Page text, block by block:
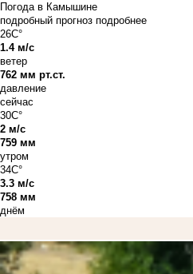
Погода в Камышине
подробный прогноз подробнее
26C°
1.4 м/с
ветер
762 мм рт.ст.
давление
сейчас
30C°
2 м/с
759 мм
утром
34C°
3.3 м/с
758 мм
днём